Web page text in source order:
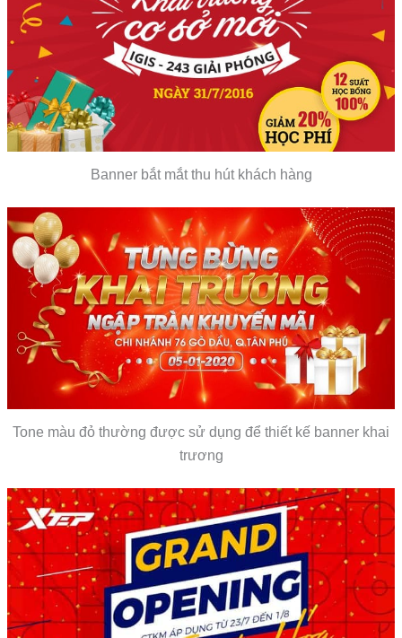
Banner bắt mắt thu hút khách hàng
Tone màu đỏ thường được sử dụng để thiết kế banner khai
trương